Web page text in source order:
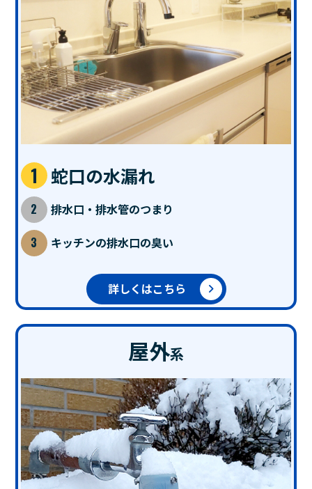
蛇口の水漏れ
排水口・排水管のつまり
キッチンの排水口の臭い
詳しくはこちら
屋外系